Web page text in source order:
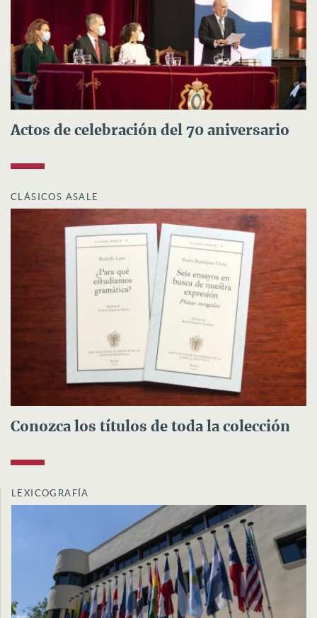
Actos de celebración del 70 aniversario
CLÁSICOS ASALE
Conozca los títulos de toda la colección
LEXICOGRAFÍA